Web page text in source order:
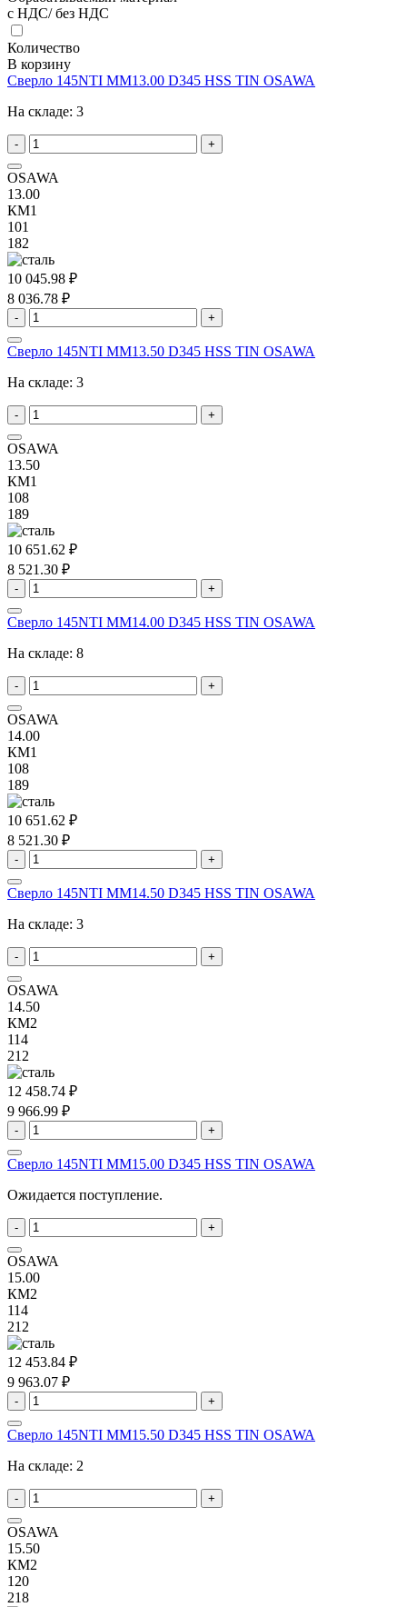
с НДС/ без НДС
Количество
В корзину
Сверло 145NTI MM13.00 D345 HSS TIN OSAWA
На складе: 3
- +
OSAWA
13.00
КМ1
101
182
10 045.98 ₽
8 036.78 ₽
- +
Сверло 145NTI MM13.50 D345 HSS TIN OSAWA
На складе: 3
- +
OSAWA
13.50
КМ1
108
189
10 651.62 ₽
8 521.30 ₽
- +
Сверло 145NTI MM14.00 D345 HSS TIN OSAWA
На складе: 8
- +
OSAWA
14.00
КМ1
108
189
10 651.62 ₽
8 521.30 ₽
- +
Сверло 145NTI MM14.50 D345 HSS TIN OSAWA
На складе: 3
- +
OSAWA
14.50
КМ2
114
212
12 458.74 ₽
9 966.99 ₽
- +
Сверло 145NTI MM15.00 D345 HSS TIN OSAWA
Ожидается поступление.
- +
OSAWA
15.00
КМ2
114
212
12 453.84 ₽
9 963.07 ₽
- +
Сверло 145NTI MM15.50 D345 HSS TIN OSAWA
На складе: 2
- +
OSAWA
15.50
КМ2
120
218